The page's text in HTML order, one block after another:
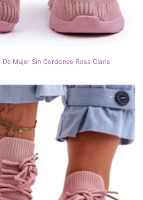
Mujer Sin Cordones Rosa Claris